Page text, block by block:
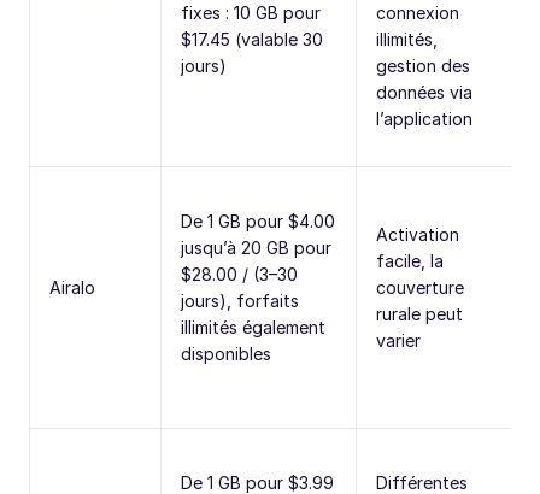
fixes : 10 GB pour
$17.45 (valable 30
jours)
connexion
illimités,
gestion des
données via
l’application
Airalo
De 1 GB pour $4.00
jusqu’à 20 GB pour
$28.00 / (3–30
jours), forfaits
illimités également
disponibles
Activation
facile, la
couverture
rurale peut
varier
De 1 GB pour $3.99
Différentes